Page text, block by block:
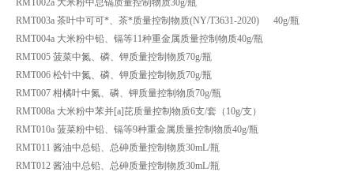
RMT003a 茶叶中可可*、茶*质量控制物质(NY/T3631-2020) 40g/瓶
RMT004a 大米粉中铅、镉等11种重金属质量控制物质40g/瓶
RMT005 菠菜中氮、磷、钾质量控制物质70g/瓶
RMT006 松针中氮、磷、钾质量控制物质70g/瓶
RMT007 柑橘叶中氮、磷、钾质量控制物质70g/瓶
RMT008a 大米粉中苯并[a]芘质量控制物质6支/套（10g/支）
RMT010a 菠菜粉中铅、镉等9种重金属质量控制物质40g/瓶
RMT011 酱油中总铅、总砷质量控制物质30mL/瓶
RMT012 酱油中总铅、总砷质量控制物质30mL/瓶